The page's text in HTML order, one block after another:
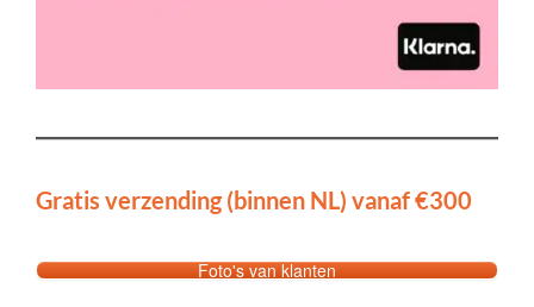
Gratis verzending (binnen NL) vanaf €300
Foto's van klanten